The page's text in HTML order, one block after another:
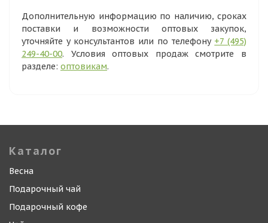
Дополнительную информацию по наличию, сроках
поставки и возможности оптовых закупок,
уточняйте у консультантов или по телефону +7 (495)
249-40-00. Условия оптовых продаж смотрите в
разделе: оптовикам.
Каталог
Весна
Подарочный чай
Подарочный кофе